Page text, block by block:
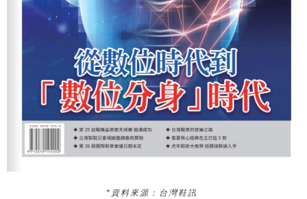
*資料來源：台灣鞋訊